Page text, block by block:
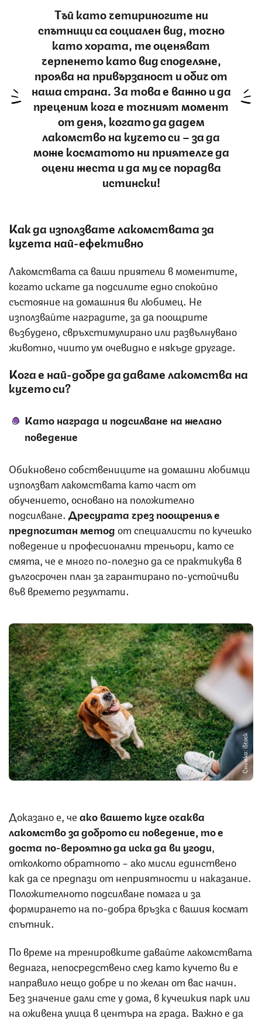
Тъй като четириногите ни
спътници са социален вид, точно
като хората, те оценяват
черпенето като вид споделяне,
проява на привързаност и обич от
наша страна. За това е важно и да
преценим кога е точният момент
от деня, когато да дадем
лакомство на кучето си – за да
може косматото ни приятелче да
оцени жеста и да му се порадва
истински!
Как да използвате лакомствата за
кучета най-ефективно
Лакомствата са ваши приятели в моментите,
когато искате да подсилите едно спокойно
състояние на домашния ви любимец. Не
използвайте наградите, за да поощрите
възбудено, свръхстимулирано или развълнувано
животно, чиито ум очевидно е някъде другаде.
Кога е най-добре да даваме лакомства на
кучето си?
Като награда и подсилване на желано
поведение
Обикновено собствениците на домашни любимци
използват лакомствата като част от
обучението, основано на положително
подсилване. Дресурата чрез поощрения е
предпочитан методот специалисти по кучешко
поведение и професионални треньори, като се
смята, че е много по-полезно да се практикува в
дългосрочен план за гарантирано по-устойчиви
във времето резултати.
Снимка: iStock
Доказано е, чеако вашето куче очаква
лакомство за доброто си поведение, то е
доста по-вероятно да иска да ви угоди
отколкото обратното – ако мисли единствено
как да се предпази от неприятности и наказание.
Положителното подсилване помага и за
формирането на по-добра връзка с вашия космат
спътник.
По време на тренировките давайте лакомствата
веднага, непосредствено след като кучето ви е
направило нещо добре и по желан от вас начин.
Без значение дали сте у дома, в кучешкия парк или
на оживена улица в центъра на града. Важно е да